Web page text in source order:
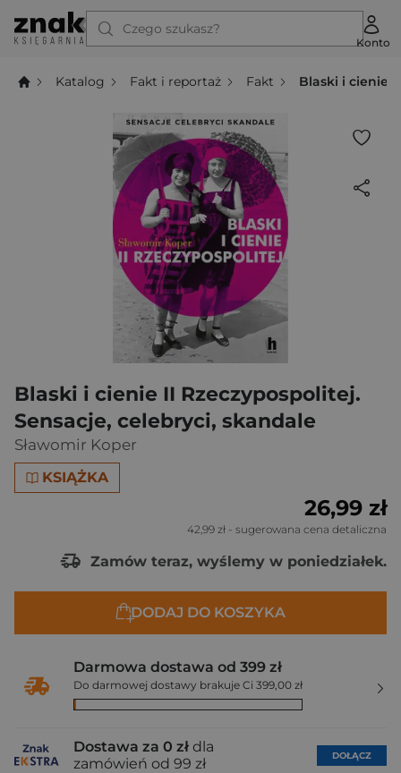
Czego szukasz?
Konto
Katalog Fakt i reportaż Fakt Blaski i cienie
Blaski i cienie II Rzeczypospolitej.
Sensacje, celebryci, skandale
Sławomir Koper
KSIĄŻKA
26,99 zł
42,99 zł - sugerowana cena detaliczna
Zamów teraz, wyślemy w poniedziałek.
DODAJ DO KOSZYKA
Darmowa dostawa od 399 zł
Do darmowej dostawy brakuje Ci 399,00 zł
Dostawa za 0 zł dla
zamówień od 99 zł
DOŁĄCZ